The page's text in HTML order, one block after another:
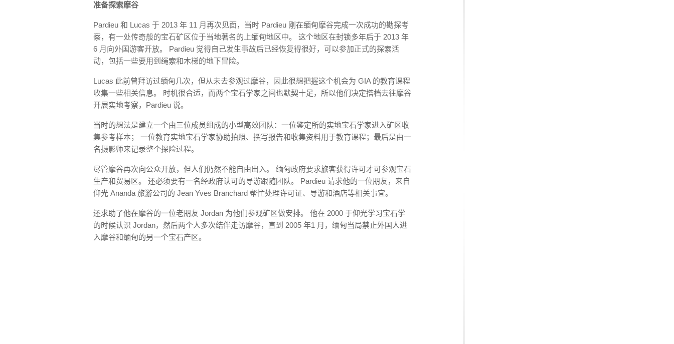
准备探索摩谷
Pardieu 和 Lucas 于 2013 年 11 月再次见面，当时 Pardieu 刚在缅甸摩谷完成一次成功的勘探考
察，有一处传奇般的宝石矿区位于当地著名的上缅甸地区中。 这个地区在封锁多年后于 2013 年
6 月向外国游客开放。 Pardieu 觉得自己发生事故后已经恢复得很好，可以参加正式的探索活
动，包括一些要用到绳索和木梯的地下冒险。
Lucas 此前曾拜访过缅甸几次，但从未去参观过摩谷，因此很想把握这个机会为 GIA 的教育课程
收集一些相关信息。 时机很合适，而两个宝石学家之间也默契十足，所以他们决定搭档去往摩谷
开展实地考察，Pardieu 说。
当时的想法是建立一个由三位成员组成的小型高效团队：一位鉴定所的实地宝石学家进入矿区收
集参考样本； 一位教育实地宝石学家协助拍照、撰写报告和收集资料用于教育课程；最后是由一
名摄影师来记录整个探险过程。
尽管摩谷再次向公众开放，但人们仍然不能自由出入。 缅甸政府要求旅客获得许可才可参观宝石
生产和贸易区。 还必须要有一名经政府认可的导游跟随团队。 Pardieu 请求他的一位朋友，来自
仰光 Ananda 旅游公司的 Jean Yves Branchard 帮忙处理许可证、导游和酒店等相关事宜。
还求助了他在摩谷的一位老朋友 Jordan 为他们参观矿区做安排。 他在 2000 于仰光学习宝石学
的时候认识 Jordan，然后两个人多次结伴走访摩谷，直到 2005 年1 月，缅甸当局禁止外国人进
入摩谷和缅甸的另一个宝石产区。